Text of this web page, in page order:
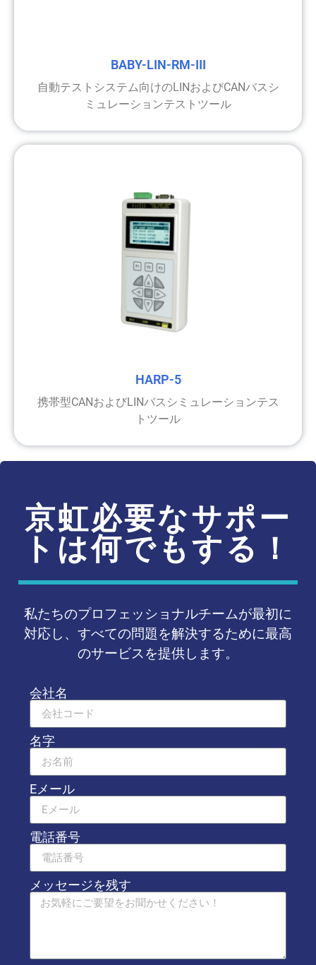
BABY-LIN-RM-III
自動テストシステム向けのLINおよびCANバスシ
ミュレーションテストツール
HARP-5
携帯型CANおよびLINバスシミュレーションテス
トツール
京虹必要なサポー
トは何でもする！
私たちのプロフェッショナルチームが最初に
対応し、すべての問題を解決するために最高
のサービスを提供します。
会社名
名字
Eメール
電話番号
メッセージを残す